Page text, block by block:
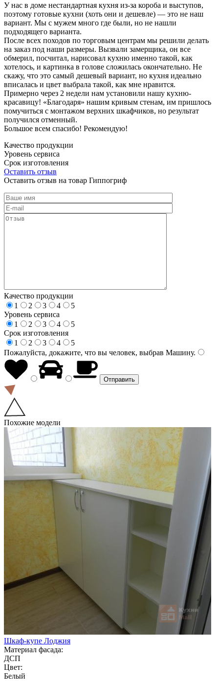
У нас в доме нестандартная кухня из-за короба и выступов,
поэтому готовые кухни (хоть они и дешевле) — это не наш
вариант. Мы с мужем много где были, но не нашли
подходящего варианта.
После всех походов по торговым центрам мы решили делать
на заказ под наши размеры. Вызвали замерщика, он все
обмерил, посчитал, нарисовал кухню именно такой, как
хотелось, и картинка в голове сложилась окончательно. Не
скажу, что это самый дешевый вариант, но кухня идеально
вписалась и цвет выбрала такой, как мне нравится.
Примерно через 2 недели нам установили нашу кухню-
красавицу! «Благодаря» нашим кривым стенам, им пришлось
помучиться с монтажом верхних шкафчиков, но результат
получился отменный.
Большое всем спасибо! Рекомендую!
Качество продукции
Уровень сервиса
Срок изготовления
Оставить отзыв
Оставить отзыв на товар Гиппогриф
Качество продукции
1
2 3 4
5
Уровень сервиса
1
2 3 4
5
Срок изготовления
1
2 3 4
5
Пожалуйста, докажите, что вы человек, выбрав Машину.
Похожие модели
Шкаф-купе Лоджия
Материал фасада:
ДСП
Цвет:
Белый